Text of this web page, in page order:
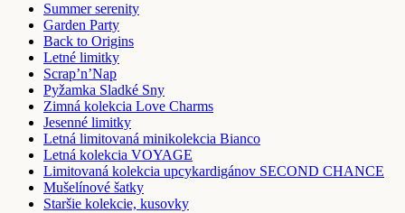
Summer serenity
Garden Party
Back to Origins
Letné limitky
Scrap’n’Nap
Pyžamka Sladké Sny
Zimná kolekcia Love Charms
Jesenné limitky
Letná limitovaná minikolekcia Bianco
Letná kolekcia VOYAGE
Limitovaná kolekcia upcykardigánov SECOND CHANCE
Mušelínové šatky
Staršie kolekcie, kusovky